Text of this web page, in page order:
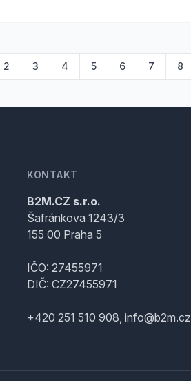
2 3 4 5 6 7 8
KONTAKT
B2M.CZ s.r.o.
Šafránkova 1243/3
155 00 Praha 5
IČO: 27455971
DIČ: CZ27455971
+420 251 510 908, info@b2m.cz